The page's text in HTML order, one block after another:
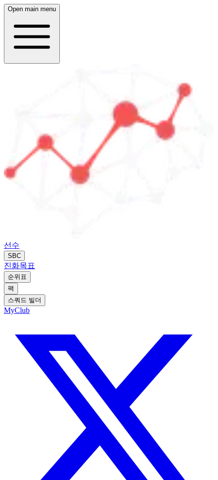
Open main menu
선수
SBC
진화목표
순위표
팩
스쿼드 빌더
MyClub